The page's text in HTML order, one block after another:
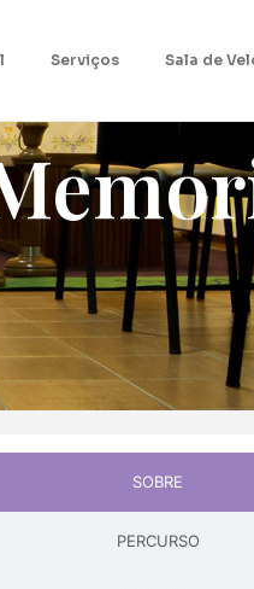
Serviços Sala de
SOBRE
PERCURSO